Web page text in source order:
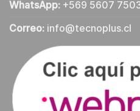
WhatsApp: +569 5607
Correo: info@tecnoplus.cl